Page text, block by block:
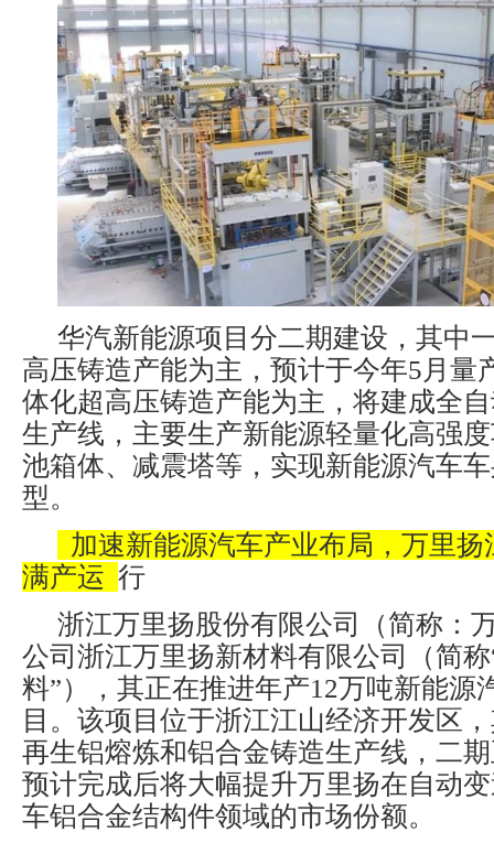
华汽新能源项目分二期建设，其中
高压铸造产能为主，预计于今年5月量
体化超高压铸造产能为主，将建成全
生产线，主要生产新能源轻量化高强
池箱体、减震塔等，实现新能源汽车
型。
加速新能源汽车产业布局，万里
满产运 行
浙江万里扬股份有限公司（简称：
公司浙江万里扬新材料有限公司（简
料”），其正在推进年产12万吨新能源
目。该项目位于浙江江山经济开发区
再生铝熔炼和铝合金铸造生产线，二
预计完成后将大幅提升万里扬在自动
车铝合金结构件领域的市场份额。